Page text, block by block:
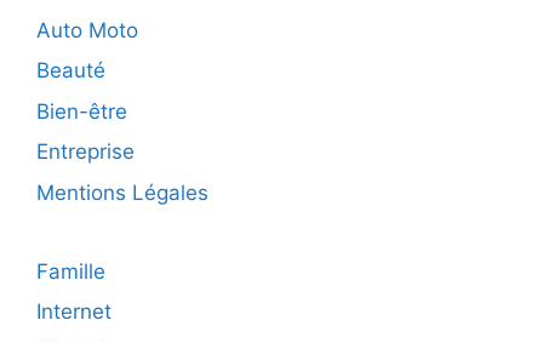
Auto Moto
Beauté
Bien-être
Entreprise
Mentions Légales
Famille
Internet